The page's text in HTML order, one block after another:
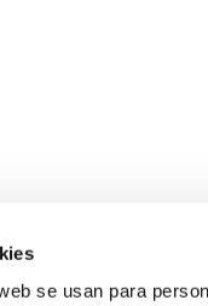
se usan para